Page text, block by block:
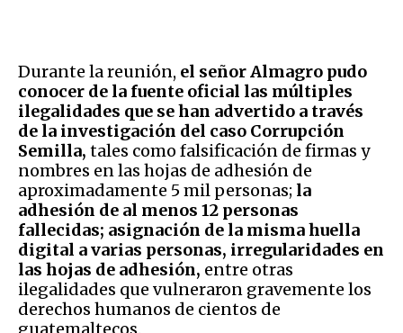
Durante la reunión, el señor Almagro pudo
conocer de la fuente oficial las múltiples
ilegalidades que se han advertido a través
de la investigación del caso Corrupción
Semilla, tales como falsificación de firmas y
nombres en las hojas de adhesión de
aproximadamente 5 mil personas; la
adhesión de al menos 12 personas
fallecidas; asignación de la misma huella
digital a varias personas, irregularidades en
las hojas de adhesión, entre otras
ilegalidades que vulneraron gravemente los
derechos humanos de cientos de
guatemaltecos.